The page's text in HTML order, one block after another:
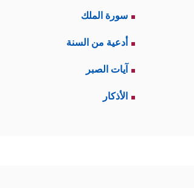
سورة الملك
أدعية من السنة
آيات الصبر
الأذكار